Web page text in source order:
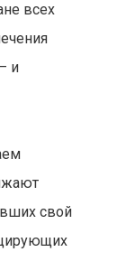
всех
и
свой